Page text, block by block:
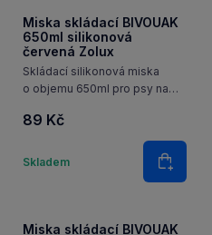
Miska skládací BIVOUAK
650ml silikonová
červená Zolux
Skládací silikonová miska
pomůcka, která se hodí při
89 Kč